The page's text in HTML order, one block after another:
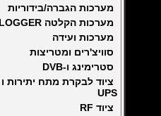
מערכות הגברה/בידוריות
מערכות הקלטה LOGGER
מערכות ועידה
סוויצ'רים ומטריצות
סטרימינג ו-DVB
ציוד לבקרת מתח יתירות ו
UPS
ציוד RF